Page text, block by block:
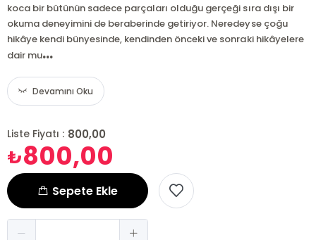
koca bir bütünün sadece parçaları olduğu gerçeği sıra dışı bir
okuma deneyimini de beraberinde getiriyor. Neredeyse çoğu
hikâye kendi bünyesinde, kendinden önceki ve sonraki hikâyelere
dair mu...
Devamını Oku
Liste Fiyatı : 800,00
₺800,00
Sepete Ekle